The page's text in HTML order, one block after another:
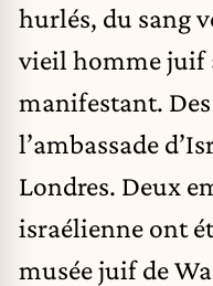
hurlés, du sang
vieil homme juif
manifestant.
l’ambassade
Londres. Deux
israélienne ont
musée juif de